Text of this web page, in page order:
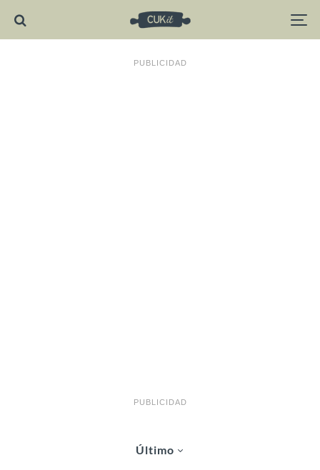
PUBLICIDAD
PUBLICIDAD
Último